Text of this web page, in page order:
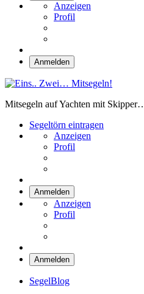
Anzeigen
Profil
Anmelden
Mitsegeln auf Yachten mit
Segeltörn eintragen
Anzeigen
Profil
Anmelden
Anzeigen
Profil
Anmelden
SegelBlog